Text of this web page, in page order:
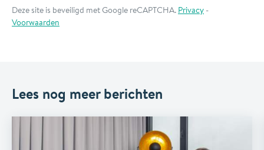
Deze site is beveiligd met Google reCAPTCHA. Privacy -
Voorwaarden
Lees nog meer berichten